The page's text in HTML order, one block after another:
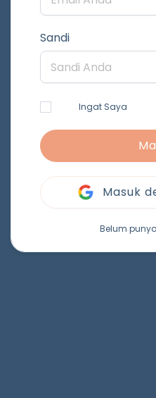
Sandi
Ingat Saya
Masuk
Belum